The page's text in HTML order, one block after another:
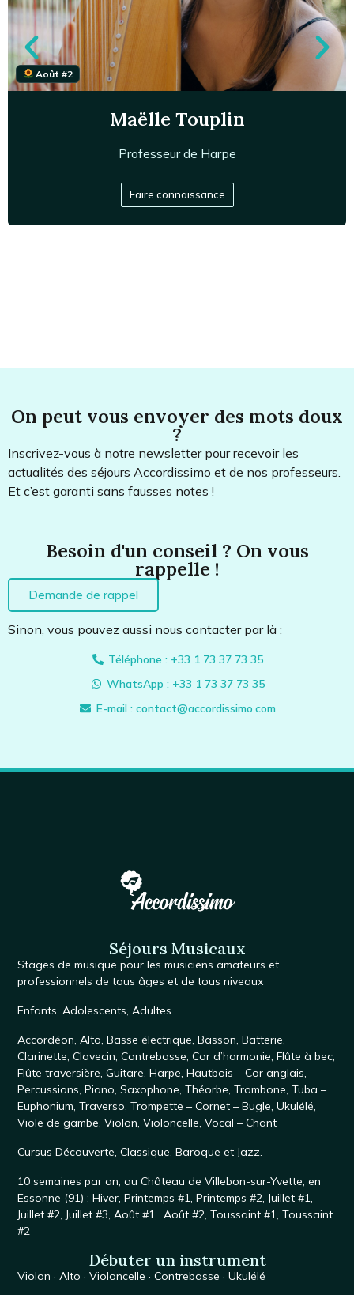
(cursus harpe et pédagogie), musicienne au sein de
diverses formations, professeure de harpe à l'école de
musique d'Ecully.
Août #2
Maëlle Touplin
Professeur de Harpe
Faire connaissance
On peut vous envoyer des mots doux
?
Inscrivez-vous à notre newsletter pour recevoir les
actualités des séjours Accordissimo et de nos professeurs.
Et c’est garanti sans fausses notes !
Besoin d'un conseil ? On vous
rappelle !
Demande de rappel
Sinon, vous pouvez aussi nous contacter par là :
Téléphone : +33 1 73 37 73 35
WhatsApp : +33 1 73 37 73 35
E-mail : contact@accordissimo.com
Séjours Musicaux
Stages de musique pour les musiciens amateurs et
professionnels de tous âges et de tous niveaux
Enfants,Adolescents,Adultes
Accordéon,Alto,Basse électrique,Basson,Batterie,
Clarinette,Clavecin,Contrebasse,Cor d’harmonie,Flûte à bec,
Flûte traversière,Guitare,Harpe,Hautbois – Cor anglais,
Percussions,Piano,Saxophone, Théorbe,Trombone,Tuba –
Euphonium,Traverso,Trompette – Cornet – Bugle,Ukulélé,
Viole de gambe,Violon,Violoncelle,Vocal – Chant
CursusDécouverte,Classique,Baroque et Jazz.
10 semaines par an, auChâteau de Villebon-sur-Yvette, en
Essonne (91) :Hiver,Printemps #1,Printemps #2, Juillet #1,
Juillet #2, Juillet #3,Août #1,Août #2,Toussaint #1,Toussaint
#2
Débuter un instrument
Violon ·Alto ·Violoncelle ·Contrebasse ·Ukulélé